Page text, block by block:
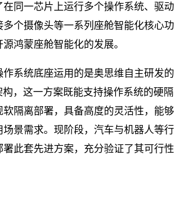
在同一芯片上运行多个操作系统、驱动
多个摄像头等一系列座舱智能化核心功
鸿蒙座舱智能化的发展。
系统底座运用的是奥思维自主研发的
，这一方案既能支持操作系统的硬隔
软隔离部署，具备高度的灵活性，能够
场景需求。现阶段，汽车与机器人等行
署此套先进方案，充分验证了其可行性